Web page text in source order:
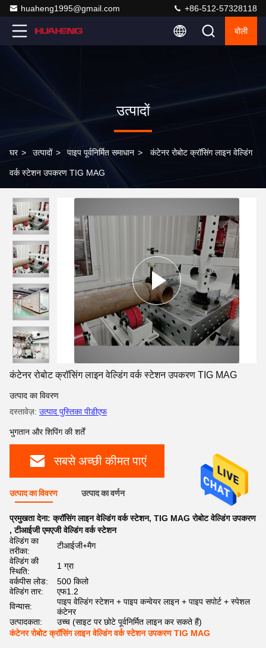
huaheng1995@gmail.com +86-512-57328118
बोली
उत्पादों
घर > उत्पादों > पाइप पूर्वनिर्मित समाधान > कंटेनर रोबोट क्रॉसिंग लाइन वेल्डिंग
वर्क स्टेशन उपकरण TIG MAG
कंटेनर रोबोट क्रॉसिंग लाइन वेल्डिंग वर्क स्टेशन उपकरण TIG MAG
उत्पाद का विवरण
दस्तावेज़: उत्पाद पुस्तिका पीडीएफ
भुगतान और शिपिंग की शर्तें
सबसे अच्छी कीमत पाएं
उत्पाद का विवरण उत्पाद का वर्णन
प्रमुखता देना:क्रॉसिंग लाइन वेल्डिंग वर्क स्टेशन, TIG MAG रोबोट वेल्डिंग उपकरण
,टीआईजी एमएजी वेल्डिंग वर्क स्टेशन
वेल्डिंग का
तरीका:
टीआईजी+मैग
वेल्डिंग की
स्थिति:
1 ग्रा
वर्कपीस लोड:
500 किलो
वेल्डिंग तार:
एफ1.2
विन्यास:
पाइप वेल्डिंग स्टेशन + पाइप कन्वेयर लाइन + पाइप सपोर्ट + स्पेशल
कंटेनर
उत्पादकता:
उच्च (साइट पर छोटे पूर्वनिर्मित लाइन कर सकते हैं)
कंटेनर रोबोट क्रॉसिंग लाइन वेल्डिंग वर्क स्टेशन उपकरण TIG MAG